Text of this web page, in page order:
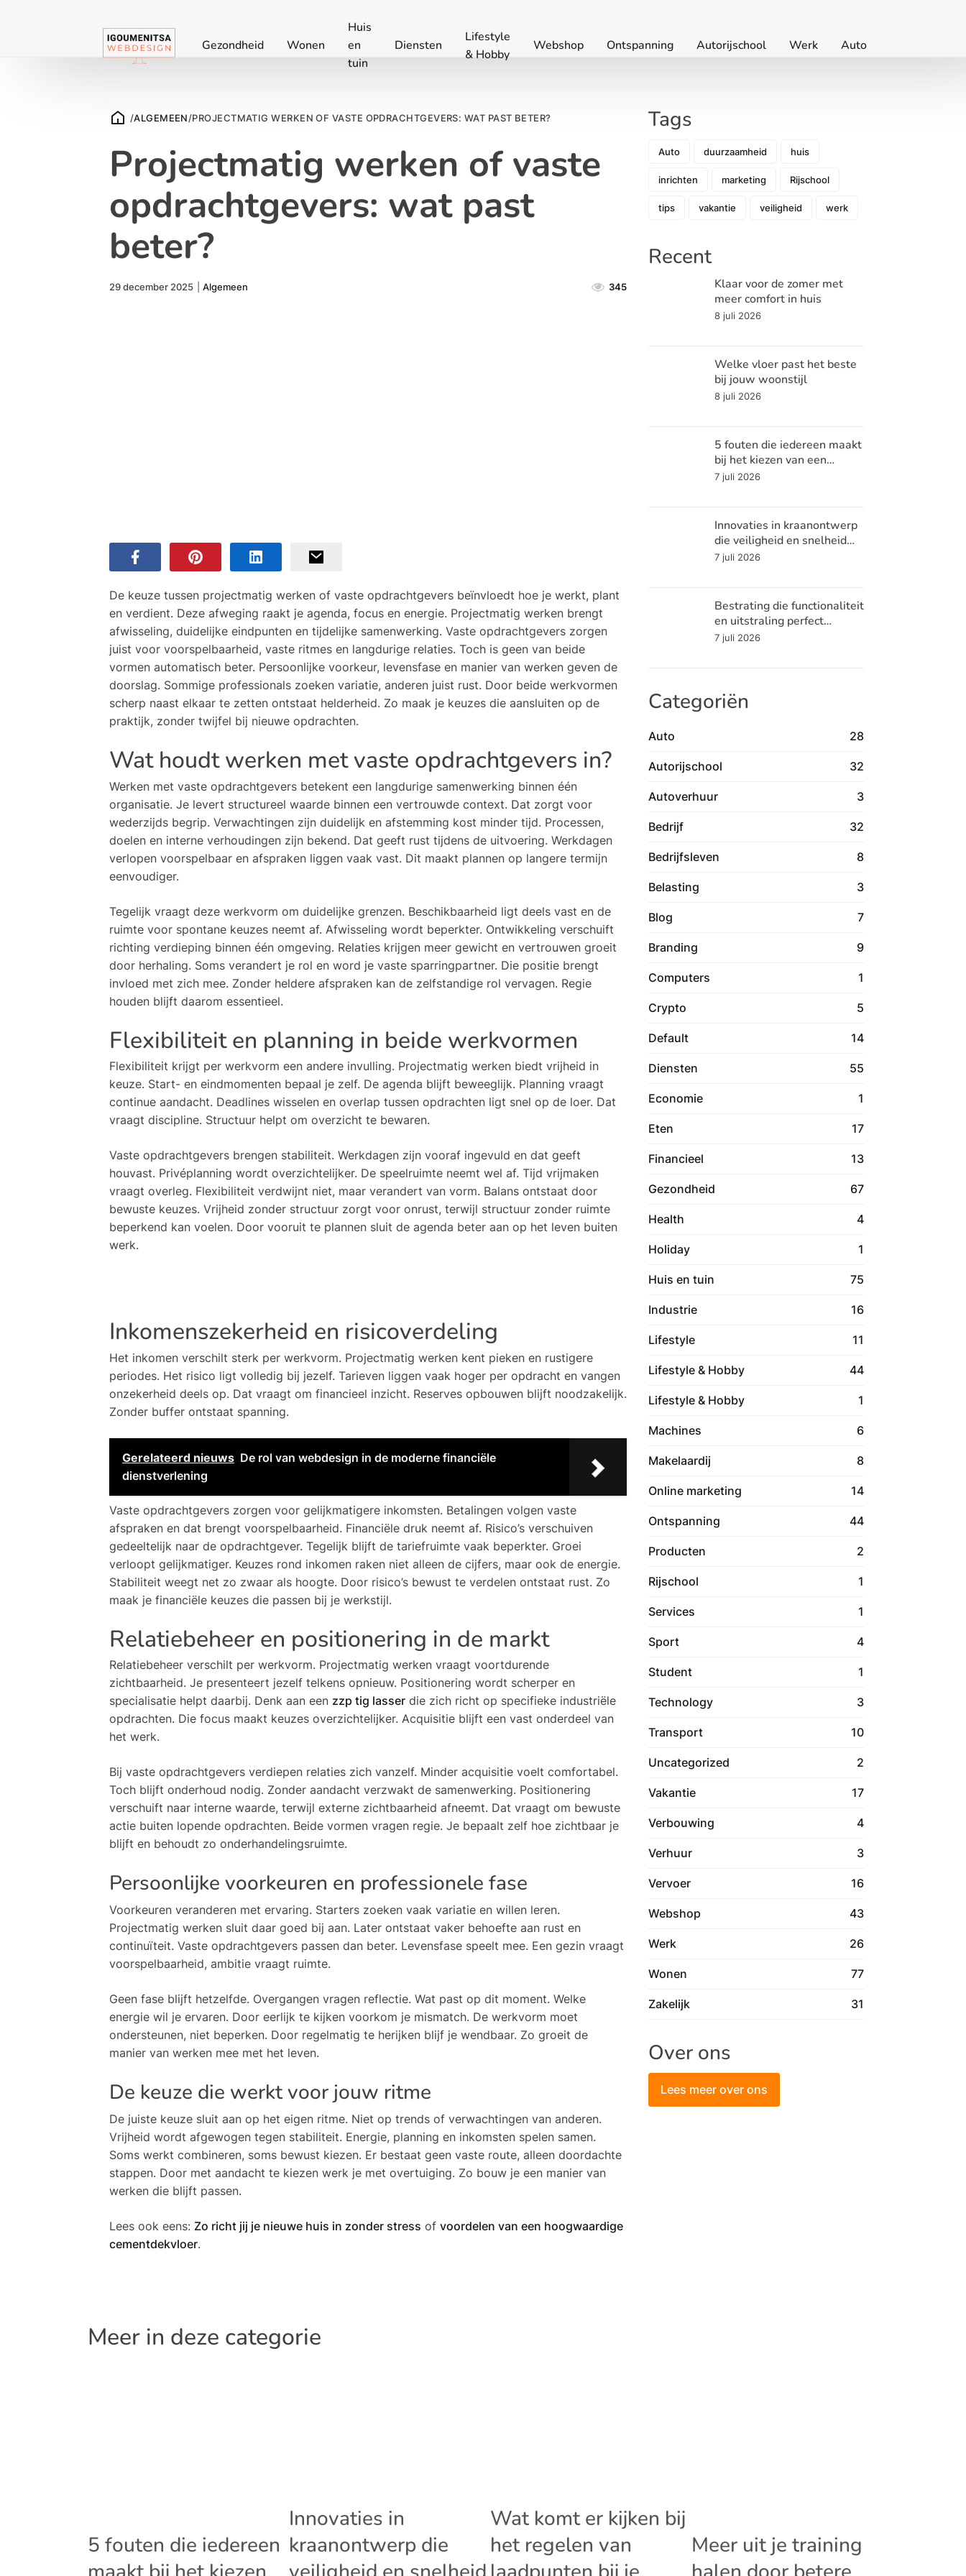
Gezondheid Wonen
Huis
en
tuin
Diensten
Lifestyle
& Hobby
Webshop Ontspanning Autorijschool Werk Auto
/ALGEMEEN/PROJECTMATIG WERKEN OF VASTE OPDRACHTGEVERS: WAT PAST BETER?
Projectmatig werken of vaste
opdrachtgevers: wat past
beter?
29 december 2025 Algemeen 345
De keuze tussen projectmatig werken of vaste opdrachtgevers beïnvloedt hoe je werkt, plant
en verdient. Deze afweging raakt je agenda, focus en energie. Projectmatig werken brengt
afwisseling, duidelijke eindpunten en tijdelijke samenwerking. Vaste opdrachtgevers zorgen
juist voor voorspelbaarheid, vaste ritmes en langdurige relaties. Toch is geen van beide
vormen automatisch beter. Persoonlijke voorkeur, levensfase en manier van werken geven de
doorslag. Sommige professionals zoeken variatie, anderen juist rust. Door beide werkvormen
scherp naast elkaar te zetten ontstaat helderheid. Zo maak je keuzes die aansluiten op de
praktijk, zonder twijfel bij nieuwe opdrachten.
Wat houdt werken met vaste opdrachtgevers in?
Werken met vaste opdrachtgevers betekent een langdurige samenwerking binnen één
organisatie. Je levert structureel waarde binnen een vertrouwde context. Dat zorgt voor
wederzijds begrip. Verwachtingen zijn duidelijk en afstemming kost minder tijd. Processen,
doelen en interne verhoudingen zijn bekend. Dat geeft rust tijdens de uitvoering. Werkdagen
verlopen voorspelbaar en afspraken liggen vaak vast. Dit maakt plannen op langere termijn
eenvoudiger.
Tegelijk vraagt deze werkvorm om duidelijke grenzen. Beschikbaarheid ligt deels vast en de
ruimte voor spontane keuzes neemt af. Afwisseling wordt beperkter. Ontwikkeling verschuift
richting verdieping binnen één omgeving. Relaties krijgen meer gewicht en vertrouwen groeit
door herhaling. Soms verandert je rol en word je vaste sparringpartner. Die positie brengt
invloed met zich mee. Zonder heldere afspraken kan de zelfstandige rol vervagen. Regie
houden blijft daarom essentieel.
Flexibiliteit en planning in beide werkvormen
Flexibiliteit krijgt per werkvorm een andere invulling. Projectmatig werken biedt vrijheid in
keuze. Start- en eindmomenten bepaal je zelf. De agenda blijft beweeglijk. Planning vraagt
continue aandacht. Deadlines wisselen en overlap tussen opdrachten ligt snel op de loer. Dat
vraagt discipline. Structuur helpt om overzicht te bewaren.
Vaste opdrachtgevers brengen stabiliteit. Werkdagen zijn vooraf ingevuld en dat geeft
houvast. Privéplanning wordt overzichtelijker. De speelruimte neemt wel af. Tijd vrijmaken
vraagt overleg. Flexibiliteit verdwijnt niet, maar verandert van vorm. Balans ontstaat door
bewuste keuzes. Vrijheid zonder structuur zorgt voor onrust, terwijl structuur zonder ruimte
beperkend kan voelen. Door vooruit te plannen sluit de agenda beter aan op het leven buiten
werk.
Inkomenszekerheid en risicoverdeling
Het inkomen verschilt sterk per werkvorm. Projectmatig werken kent pieken en rustigere
periodes. Het risico ligt volledig bij jezelf. Tarieven liggen vaak hoger per opdracht en vangen
onzekerheid deels op. Dat vraagt om financieel inzicht. Reserves opbouwen blijft noodzakelijk.
Zonder buffer ontstaat spanning.
Gerelateerd nieuws De rol van webdesign in de moderne financiële
dienstverlening
Vaste opdrachtgevers zorgen voor gelijkmatigere inkomsten. Betalingen volgen vaste
afspraken en dat brengt voorspelbaarheid. Financiële druk neemt af. Risico’s verschuiven
gedeeltelijk naar de opdrachtgever. Tegelijk blijft de tariefruimte vaak beperkter. Groei
verloopt gelijkmatiger. Keuzes rond inkomen raken niet alleen de cijfers, maar ook de energie.
Stabiliteit weegt net zo zwaar als hoogte. Door risico’s bewust te verdelen ontstaat rust. Zo
maak je financiële keuzes die passen bij je werkstijl.
Relatiebeheer en positionering in de markt
Relatiebeheer verschilt per werkvorm. Projectmatig werken vraagt voortdurende
zichtbaarheid. Je presenteert jezelf telkens opnieuw. Positionering wordt scherper en
specialisatie helpt daarbij. Denk aan een zzp tig lasser die zich richt op specifieke industriële
opdrachten. Die focus maakt keuzes overzichtelijker. Acquisitie blijft een vast onderdeel van
het werk.
Bij vaste opdrachtgevers verdiepen relaties zich vanzelf. Minder acquisitie voelt comfortabel.
Toch blijft onderhoud nodig. Zonder aandacht verzwakt de samenwerking. Positionering
verschuift naar interne waarde, terwijl externe zichtbaarheid afneemt. Dat vraagt om bewuste
actie buiten lopende opdrachten. Beide vormen vragen regie. Je bepaalt zelf hoe zichtbaar je
blijft en behoudt zo onderhandelingsruimte.
Persoonlijke voorkeuren en professionele fase
Voorkeuren veranderen met ervaring. Starters zoeken vaak variatie en willen leren.
Projectmatig werken sluit daar goed bij aan. Later ontstaat vaker behoefte aan rust en
continuïteit. Vaste opdrachtgevers passen dan beter. Levensfase speelt mee. Een gezin vraagt
voorspelbaarheid, ambitie vraagt ruimte.
Geen fase blijft hetzelfde. Overgangen vragen reflectie. Wat past op dit moment. Welke
energie wil je ervaren. Door eerlijk te kijken voorkom je mismatch. De werkvorm moet
ondersteunen, niet beperken. Door regelmatig te herijken blijf je wendbaar. Zo groeit de
manier van werken mee met het leven.
De keuze die werkt voor jouw ritme
De juiste keuze sluit aan op het eigen ritme. Niet op trends of verwachtingen van anderen.
Vrijheid wordt afgewogen tegen stabiliteit. Energie, planning en inkomsten spelen samen.
Soms werkt combineren, soms bewust kiezen. Er bestaat geen vaste route, alleen doordachte
stappen. Door met aandacht te kiezen werk je met overtuiging. Zo bouw je een manier van
werken die blijft passen.
Lees ook eens: Zo richt jij je nieuwe huis in zonder stress of voordelen van een hoogwaardige
cementdekvloer.
Tags
Auto duurzaamheid huis
inrichten marketing Rijschool
tips vakantie veiligheid werk
Recent
Klaar voor de zomer met
meer comfort in huis
8 juli 2026
Welke vloer past het beste
bij jouw woonstijl
8 juli 2026
5 fouten die iedereen maakt
bij het kiezen van een
koelsysteem
7 juli 2026
Innovaties in kraanontwerp
die veiligheid en snelheid
verhogen
7 juli 2026
Bestrating die functionaliteit
en uitstraling perfect
combineert
7 juli 2026
Categoriën
Auto 28
Autorijschool 32
Autoverhuur 3
Bedrijf 32
Bedrijfsleven 8
Belasting 3
Blog 7
Branding 9
Computers 1
Crypto 5
Default 14
Diensten 55
Economie 1
Eten 17
Financieel 13
Gezondheid 67
Health 4
Holiday 1
Huis en tuin 75
Industrie 16
Lifestyle 11
Lifestyle & Hobby 44
Lifestyle & Hobby 1
Machines 6
Makelaardij 8
Online marketing 14
Ontspanning 44
Producten 2
Rijschool 1
Services 1
Sport 4
Student 1
Technology 3
Transport 10
Uncategorized 2
Vakantie 17
Verbouwing 4
Verhuur 3
Vervoer 16
Webshop 43
Werk 26
Wonen 77
Zakelijk 31
Over ons
Lees meer over ons
Meer in deze categorie
5 fouten die iedereen
Innovaties in
kraanontwerp die
Wat komt er kijken bij
het regelen van
Meer uit je training